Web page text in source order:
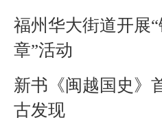
福州华大街道开展
章”活动
新书《闽越国史》
古发现